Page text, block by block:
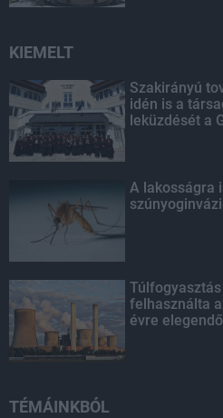
KIEMELT
Szakirányú
idén is a
leküzdését a
A lakosságra
felhasználta
évre
TÉMÁINKBÓL